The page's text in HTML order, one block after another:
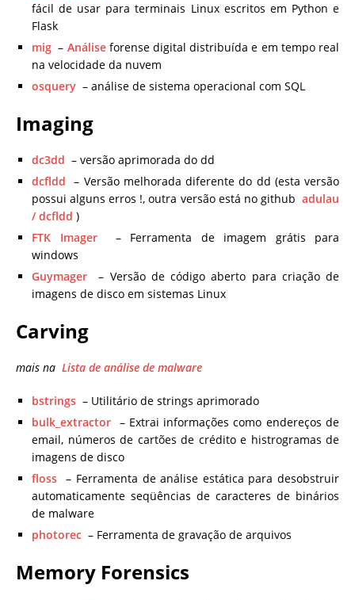
fácil de usar para terminais Linux escritos em Python e
Flask
mig – Análiseforense digital distribuída e em tempo real
na velocidade da nuvem
osquery – análise de sistema operacional com SQL
Imaging
dc3dd – versão aprimorada do dd
dcfldd – Versão melhorada diferente do dd (esta versão
possui alguns erros !, outra versão está no github adulau
/ dcfldd )
FTK Imager– Ferramenta de imagem grátis para
windows
Guymager – Versão de código aberto para criação de
imagens de disco em sistemas Linux
Carving
mais na Lista de análise de malware
bstrings – Utilitário de strings aprimorado
bulk_extractor – Extrai informações como endereços de
email, números de cartões de crédito e histrogramas de
imagens de disco
floss – Ferramenta de análise estática para desobstruir
automaticamente seqüências de caracteres de binários
de malware
photorec – Ferramenta de gravação de arquivos
Memory Forensics